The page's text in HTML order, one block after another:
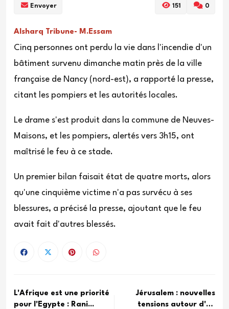
Envoyer 151 0
Alsharq Tribune- M.Essam
Cinq personnes ont perdu la vie dans l'incendie d'un
bâtiment survenu dimanche matin près de la ville
française de Nancy (nord-est), a rapporté la presse,
citant les pompiers et les autorités locales.
Le drame s'est produit dans la commune de Neuves-
Maisons, et les pompiers, alertés vers 3h15, ont
maîtrisé le feu à ce stade.
Un premier bilan faisait état de quatre morts, alors
qu'une cinquième victime n'a pas survécu à ses
blessures, a précisé la presse, ajoutant que le feu
avait fait d'autres blessés.
L'Afrique est une priorité
pour l'Egypte : Rani...
Jérusalem : nouvelles
tensions autour d'un